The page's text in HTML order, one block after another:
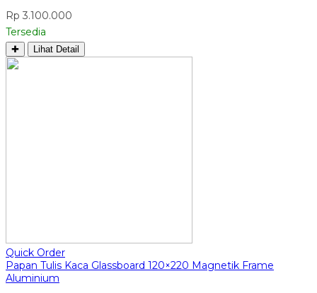
Rp 3.100.000
Tersedia
✚ Lihat Detail
Quick Order
Papan Tulis Kaca Glassboard 120×220 Magnetik Frame
Aluminium